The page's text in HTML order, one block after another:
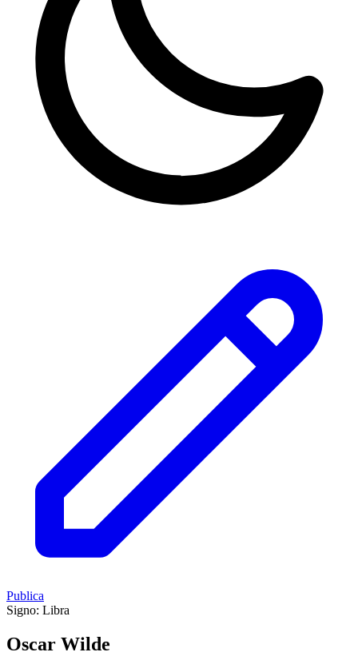
Publica
Signo: Libra
Oscar Wilde